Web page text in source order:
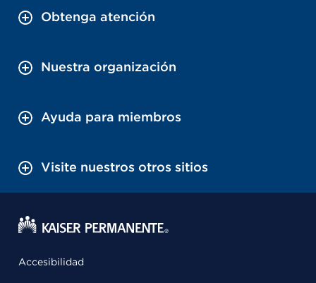
Obtenga atención
Nuestra organización
Ayuda para miembros
Visite nuestros otros sitios
Accesibilidad